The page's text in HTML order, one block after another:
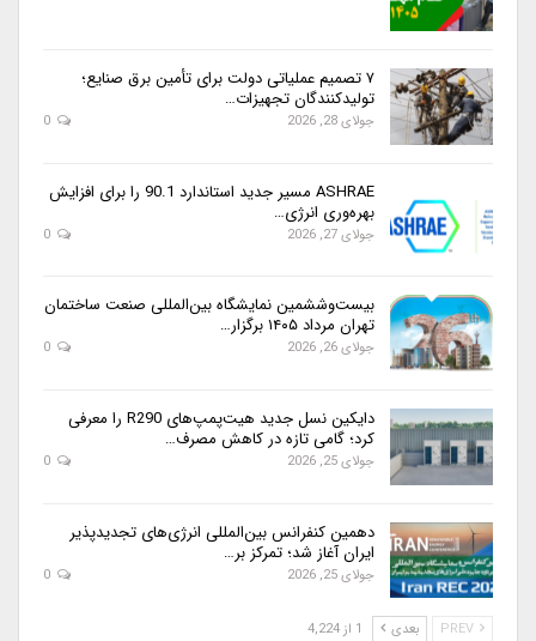
۷ تصمیم عملیاتی دولت برای تأمین برق صنایع؛
تولیدکنندگان تجهیزات…
جولای 28, 2026
ASHRAE مسیر جدید استاندارد 90.1 را برای افزایش
بهره‌وری انرژی…
جولای 27, 2026
بیست‌وششمین نمایشگاه بین‌المللی صنعت ساختمان
تهران مرداد ۱۴۰۵ برگزار…
جولای 26, 2026
دایکین نسل جدید هیت‌پمپ‌های R290 را معرفی
کرد؛ گامی تازه در کاهش مصرف…
جولای 25, 2026
دهمین کنفرانس بین‌المللی انرژی‌های تجدیدپذیر
ایران آغاز شد؛ تمرکز بر…
جولای 25, 2026
بعدی 1 از 4,224